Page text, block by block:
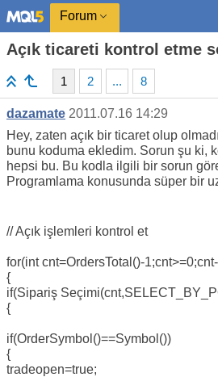
Forum
Açık ticareti kontrol etme
1 2 ... 8
dazamate 2011.07.16 14:29
Hey, zaten açık bir ticaret olup
bunu koduma ekledim. Sorun şu ki,
hepsi bu. Bu kodla ilgili bir sorun
Programlama konusunda süper bir
// Açık işlemleri kontrol et
for(int cnt=OrdersTotal()-
{
if(Sipariş
{
if(OrderSymbol()==Symbol())
{
tradeopen=true;